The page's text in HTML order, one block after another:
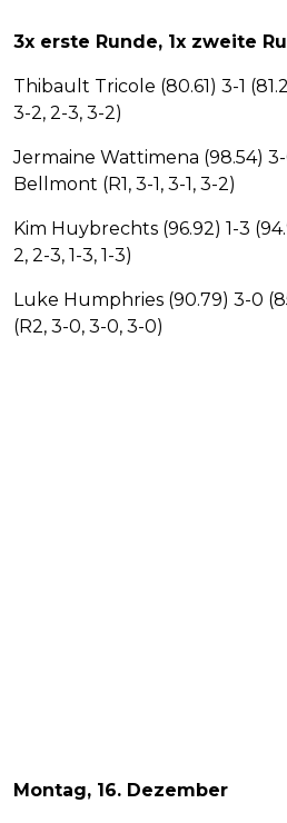
3x erste Runde, 1x zweite
Thibault Tricole (80.61) 3-1
3-2, 2-3, 3-2)
Jermaine Wattimena (98.54)
Bellmont (R1, 3-1, 3-1, 3-2)
Kim Huybrechts (96.92) 1-3
2, 2-3, 1-3, 1-3)
Luke Humphries (90.79) 3-0
(R2, 3-0, 3-0, 3-0)
Montag, 16. Dezember